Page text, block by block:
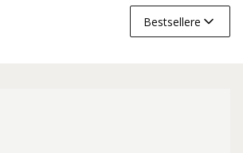
Bestsellere